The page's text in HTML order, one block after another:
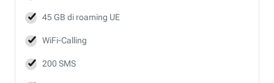
45 GB di roaming UE
WiFi-Calling
200 SMS